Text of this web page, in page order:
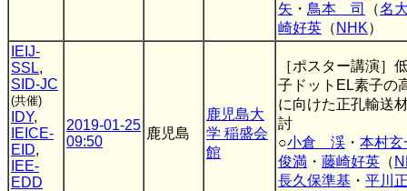
矢 ・ 鳥本 司 （名
崎好英 （ NHK）
IEIJ-
SSL,
SID-JC
(共催)
IDY,
IEICE-
EID,
IEE-
EDD
2019-01-25
09:50
鹿児島
鹿児島大
学 稲盛会
館
［ポスター講演］
子ドットEL素子の
に向けた正孔輸送
討
○小倉 渓 ・ 本村玄
俊満 ・ 藤崎好英 （
長久保準基 ・ 平川